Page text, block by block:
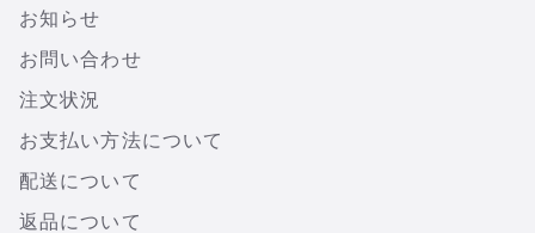
お知らせ
お問い合わせ
注文状況
お支払い方法について
配送について
返品について